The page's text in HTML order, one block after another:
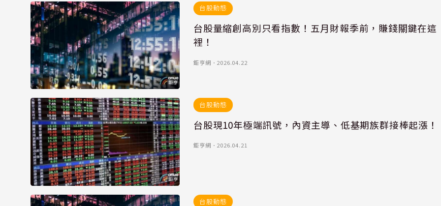
台股動態
台股量縮創高別只看指數！五月財報季前，賺錢關鍵在這
裡！
鉅亨網 ． 2026.04.22
台股動態
台股現10年極端訊號，內資主導、低基期族群接棒起漲！
鉅亨網 ． 2026.04.21
台股動態